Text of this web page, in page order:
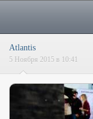
Atlantis
5 Ноября 2015 в 10:41